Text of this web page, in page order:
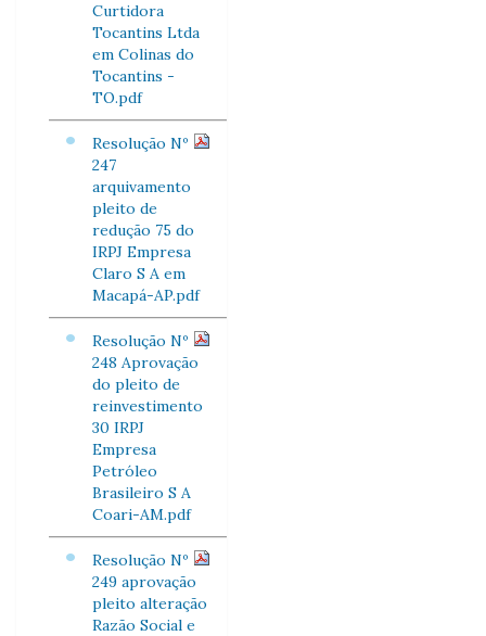
Curtidora
Tocantins Ltda
em Colinas do
Tocantins -
TO.pdf
Resolução Nº
247
arquivamento
pleito de
redução 75 do
IRPJ Empresa
Claro S A em
Macapá-AP.pdf
Resolução Nº
248 Aprovação
do pleito de
reinvestimento
30 IRPJ
Empresa
Petróleo
Brasileiro S A
Coari-AM.pdf
Resolução Nº
249 aprovação
pleito alteração
Razão Social e